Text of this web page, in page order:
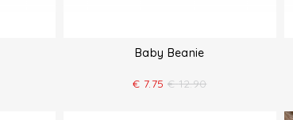
Baby Beanie
€ 7.75 € 12.90